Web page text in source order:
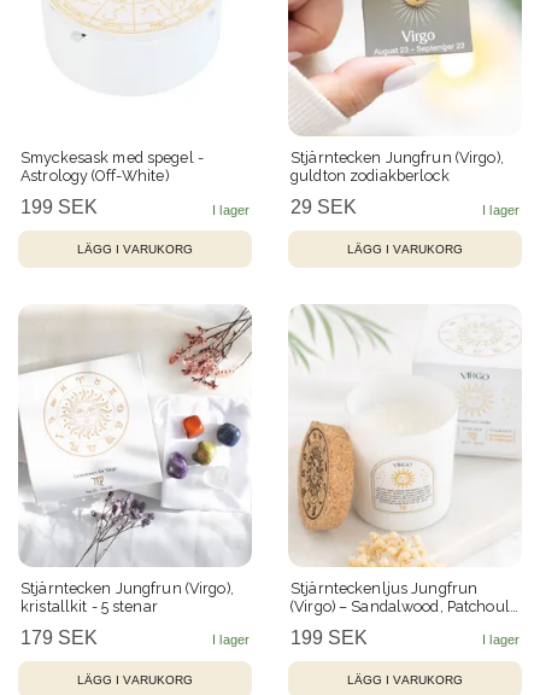
Smyckesask med spegel -
Astrology (Off-White)
199 SEK
Stjärntecken Jungfrun (Virgo),
guldton zodiakberlock
29 SEK
Stjärntecken Jungfrun (Virgo),
kristallkit - 5 stenar
179 SEK
Stjärnteckenljus Jungfrun
(Virgo) – Sandalwood, Patchouli
199 SEK